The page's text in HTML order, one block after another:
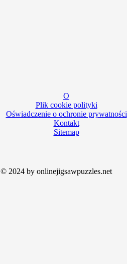
O
Plik cookie polityki
Oświadczenie o ochronie prywatności
Kontakt
Sitemap
© 2024 by onlinejigsawpuzzles.net